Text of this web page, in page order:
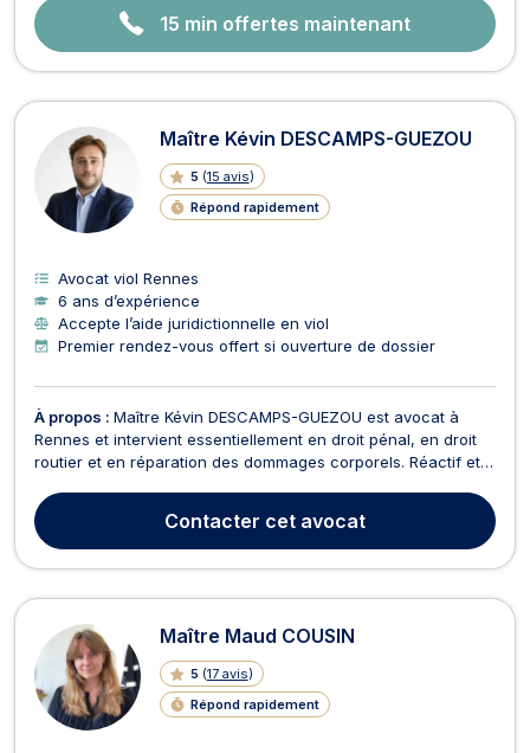
15 min offertes maintenant
Maître Kévin DESCAMPS-GUEZOU
5 (15 avis)
Répond rapidement
Avocat viol Rennes
6 ans d’expérience
Accepte l’aide juridictionnelle en viol
Premier rendez-vous offert si ouverture de dossier
À propos : Maître Kévin DESCAMPS-GUEZOU est avocat à
Rennes et intervient essentiellement en droit pénal, en droit
routier et en réparation des dommages corporels. Réactif et
pour défendre vos droits et vous offrir une assistance
juridique personnalisée. Il est en mesure de vous assi...
Contacter cet avocat
Maître Maud COUSIN
5 (17 avis)
Répond rapidement